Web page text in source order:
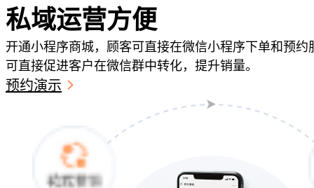
私域运营方便
开通小程序商城，顾客可直接在微信小程序下单和预约
可直接促进客户在微信群中转化，提升销量。
预约演示